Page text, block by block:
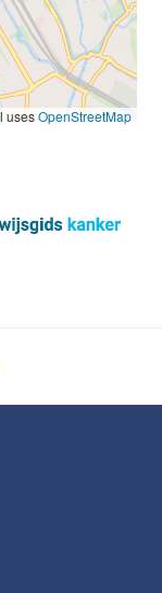
usesOpenStreetMap